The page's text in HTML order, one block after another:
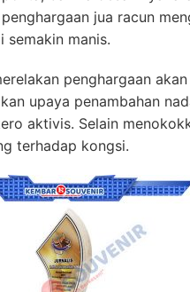
jua racun
semakin manis.
penghargaan
upaya penambahan
aktivis. Selain
terhadap kongsi.